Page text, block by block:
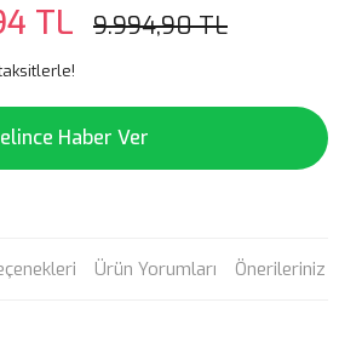
TL 9.994,90 TL
Haber Ver
Ürün Yorumları Önerileriniz